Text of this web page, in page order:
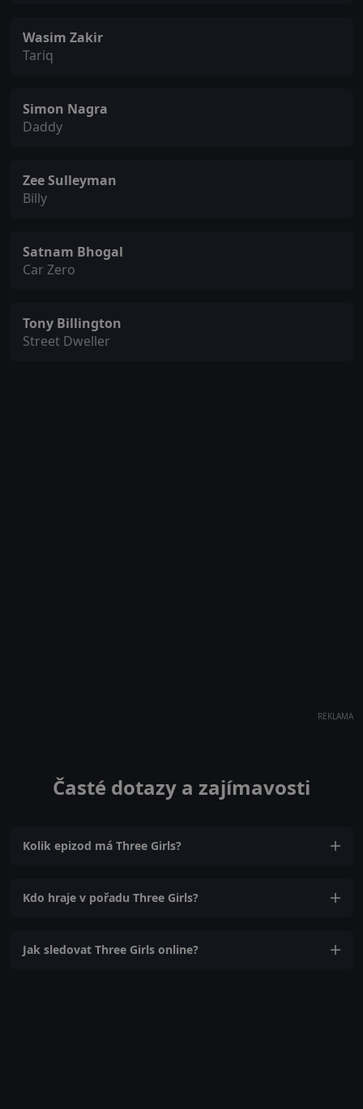
Wasim Zakir
Tariq
Simon Nagra
Daddy
Zee Sulleyman
Billy
Satnam Bhogal
Car Zero
Tony Billington
Street Dweller
REKLAMA
Časté dotazy a zajímavosti
Kolik epizod má Three Girls?
Kdo hraje v pořadu Three Girls?
Jak sledovat Three Girls online?